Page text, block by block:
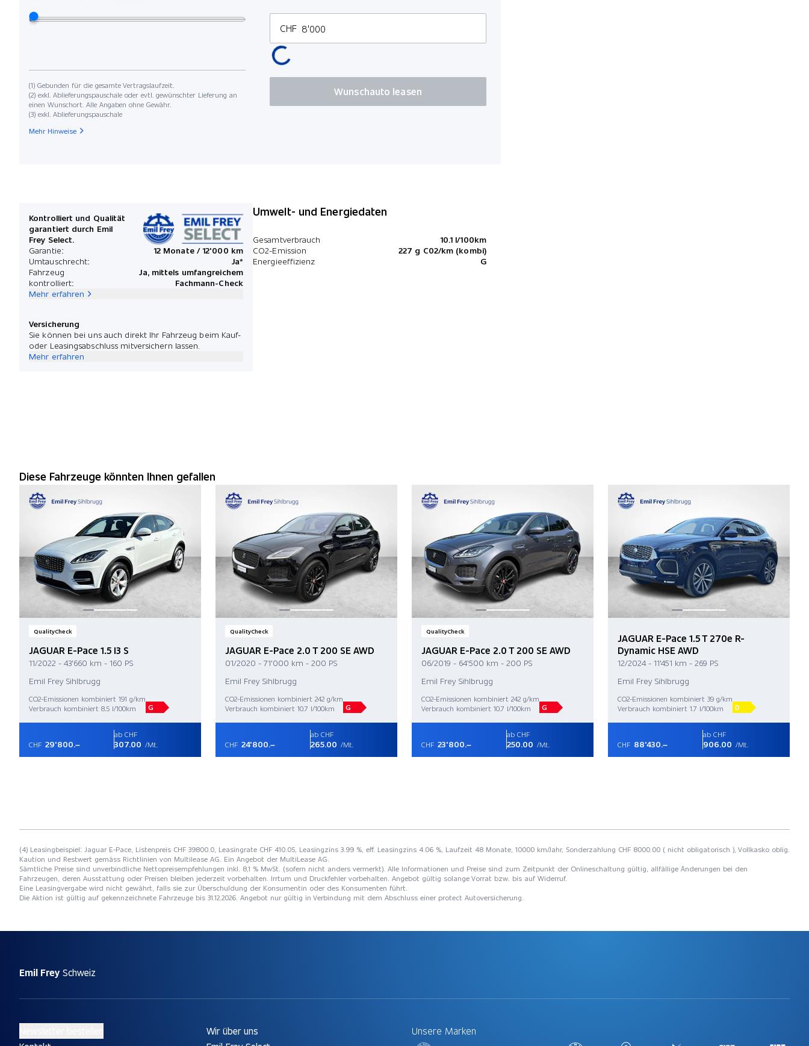
CHF
(1) Gebunden für die gesamte Vertragslaufzeit.
(2) exkl. Ablieferungspauschale oder evtl. gewünschter Lieferung an
einen Wunschort. Alle Angaben ohne Gewähr.
(3) exkl. Ablieferungspauschale
Wunschauto leasen
Mehr Hinweise
Kontrolliert und Qualität
garantiert durch Emil
Frey Select.
Garantie:
12 Monate / 12'000 km
Umtauschrecht:
Ja*
Fahrzeug
kontrolliert:
Ja, mittels umfangreichem
Fachmann-Check
Mehr erfahren
Versicherung
Sie können bei uns auch direkt Ihr Fahrzeug beim Kauf-
oder Leasingsabschluss mitversichern lassen.
Mehr erfahren
Umwelt- und Energiedaten
Gesamtverbrauch
10.1 l/100km
CO2-Emission
227 g C02/km (kombi)
Energieeffizienz
G
Diese Fahrzeuge könnten Ihnen gefallen
QualityCheck
JAGUAR E-Pace 1.5 I3 S
11/2022 - 43'660 km - 160 PS
Emil Frey Sihlbrugg
CO2-Emissionen kombiniert 191 g/km
Verbrauch kombiniert 8.5 l/100km
G
CHF 29'800.–
ab CHF
307.00 /Mt.
QualityCheck
JAGUAR E-Pace 2.0 T 200 SE AWD
01/2020 - 71'000 km - 200 PS
Emil Frey Sihlbrugg
CO2-Emissionen kombiniert 242 g/km
Verbrauch kombiniert 10.7 l/100km
G
CHF 24'800.–
ab CHF
265.00 /Mt.
QualityCheck
JAGUAR E-Pace 2.0 T 200 SE AWD
06/2019 - 64'500 km - 200 PS
Emil Frey Sihlbrugg
CO2-Emissionen kombiniert 242 g/km
Verbrauch kombiniert 10.7 l/100km
G
CHF 23'800.–
ab CHF
250.00 /Mt.
JAGUAR E-Pace 1.5 T 270e R-
Dynamic HSE AWD
12/2024 - 11'451 km - 269 PS
Emil Frey Sihlbrugg
CO2-Emissionen kombiniert 39 g/km
Verbrauch kombiniert 1.7 l/100km
D
CHF 88'430.–
ab CHF
906.00 /Mt.
(4) Leasingbeispiel: Jaguar E-Pace, Listenpreis CHF 39800.0, Leasingrate CHF 410.05, Leasingzins 3.99 %, eff. Leasingzins 4.06 %, Laufzeit 48 Monate, 10000 km/Jahr, Sonderzahlung CHF 8000.00 ( nicht obligatorisch ), Vollkasko oblig.
Kaution und Restwert gemäss Richtlinien von Multilease AG. Ein Angebot der MultiLease AG.
Sämtliche Preise sind unverbindliche Nettopreisempfehlungen inkl. 8,1 % MwSt. (sofern nicht anders vermerkt). Alle Informationen und Preise sind zum Zeitpunkt der Onlineschaltung gültig, allfällige Änderungen bei den
Fahrzeugen, deren Ausstattung oder Preisen bleiben jederzeit vorbehalten. Irrtum und Druckfehler vorbehalten. Angebot gültig solange Vorrat bzw. bis auf Widerruf.
Eine Leasingvergabe wird nicht gewährt, falls sie zur Überschuldung der Konsumentin oder des Konsumenten führt.
Die Aktion ist gültig auf gekennzeichnete Fahrzeuge bis 31.12.2026. Angebot nur gültig in Verbindung mit dem Abschluss einer protect Autoversicherung.
Emil Frey Schweiz
Wir über uns
Unsere Marken